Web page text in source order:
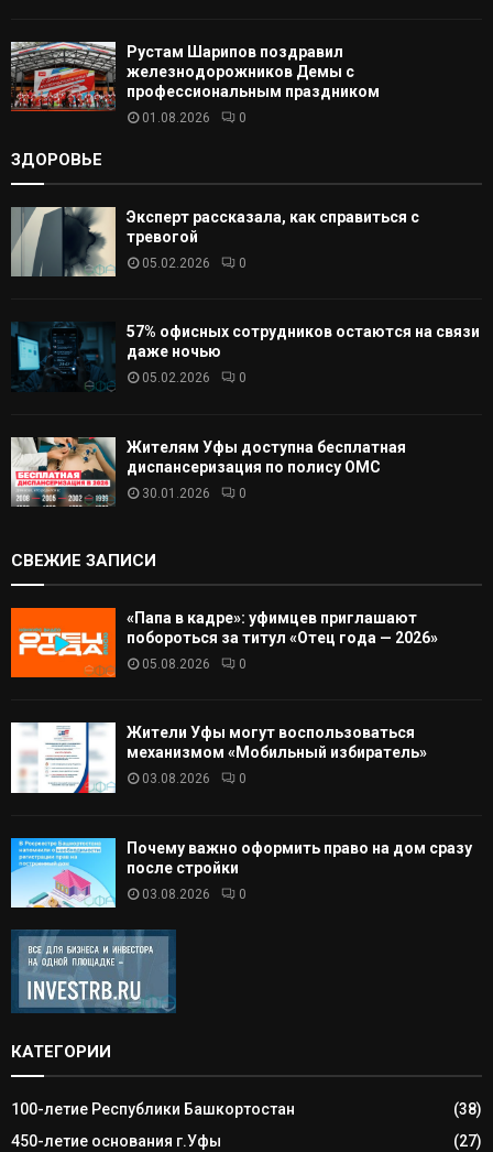
Рустам Шарипов поздравил
железнодорожников Демы с
профессиональным праздником
01.08.2026 0
ЗДОРОВЬЕ
Эксперт рассказала, как справиться с
тревогой
05.02.2026 0
57% офисных сотрудников остаются на связи
даже ночью
05.02.2026 0
Жителям Уфы доступна бесплатная
диспансеризация по полису ОМС
30.01.2026 0
СВЕЖИЕ ЗАПИСИ
«Папа в кадре»: уфимцев приглашают
побороться за титул «Отец года — 2026»
05.08.2026 0
Жители Уфы могут воспользоваться
механизмом «Мобильный избиратель»
03.08.2026 0
Почему важно оформить право на дом сразу
после стройки
03.08.2026 0
КАТЕГОРИИ
100-летие Республики Башкортостан
(38)
450-летие основания г.Уфы
(27)